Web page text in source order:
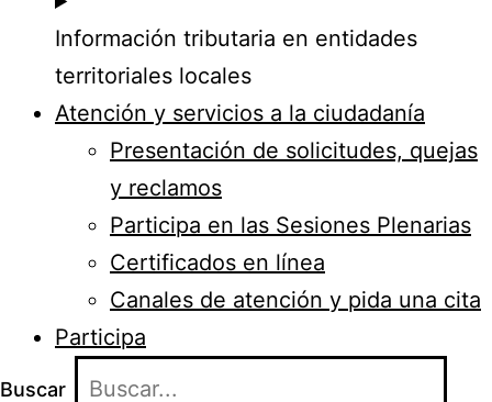
Información tributaria en entidades
territoriales locales
Atención y servicios a la ciudadanía
Presentación de solicitudes, quejas
y reclamos
Participa en las Sesiones Plenarias
Certificados en línea
Canales de atención y pida una cita
Participa
Buscar